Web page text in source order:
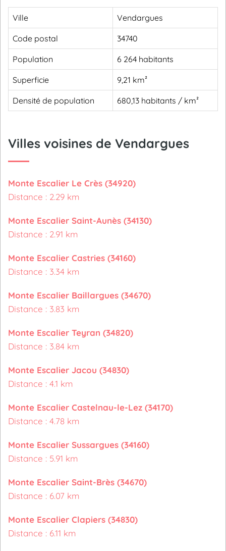
Ville Vendargues
Code postal 34740
Population 6 264 habitants
Superficie 9,21 km²
Densité de population 680,13 habitants / km²
Villes voisines de Vendargues
Monte Escalier Le Crès (34920)
Distance : 2.29 km
Monte Escalier Saint-Aunès (34130)
Distance : 2.91 km
Monte Escalier Castries (34160)
Distance : 3.34 km
Monte Escalier Baillargues (34670)
Distance : 3.83 km
Monte Escalier Teyran (34820)
Distance : 3.84 km
Monte Escalier Jacou (34830)
Distance : 4.1 km
Monte Escalier Castelnau-le-Lez (34170)
Distance : 4.78 km
Monte Escalier Sussargues (34160)
Distance : 5.91 km
Monte Escalier Saint-Brès (34670)
Distance : 6.07 km
Monte Escalier Clapiers (34830)
Distance : 6.11 km